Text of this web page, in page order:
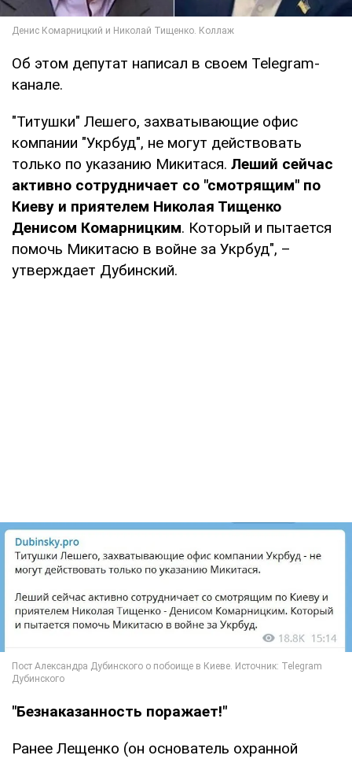
Об этом депутат написал в своем Telegram-
канале.
"Титушки" Лешего, захватывающие офис
компании "Укрбуд", не могут действовать
только по указанию Микитася. Леший сейчас
активно сотрудничает со "смотрящим" по
Киеву и приятелем Николая Тищенко
Денисом Комарницким. Который и пытается
помочь Микитасю в войне за Укрбуд", –
утверждает Дубинский.
"Безнаказанность поражает!"
Ранее Лещенко (он основатель охранной